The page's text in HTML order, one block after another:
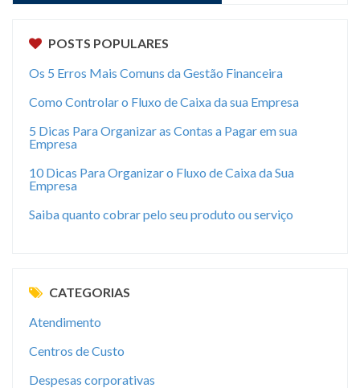
POSTS POPULARES
Os 5 Erros Mais Comuns da Gestão Financeira
Como Controlar o Fluxo de Caixa da sua Empresa
5 Dicas Para Organizar as Contas a Pagar em sua
Empresa
10 Dicas Para Organizar o Fluxo de Caixa da Sua
Empresa
Saiba quanto cobrar pelo seu produto ou serviço
CATEGORIAS
Atendimento
Centros de Custo
Despesas corporativas